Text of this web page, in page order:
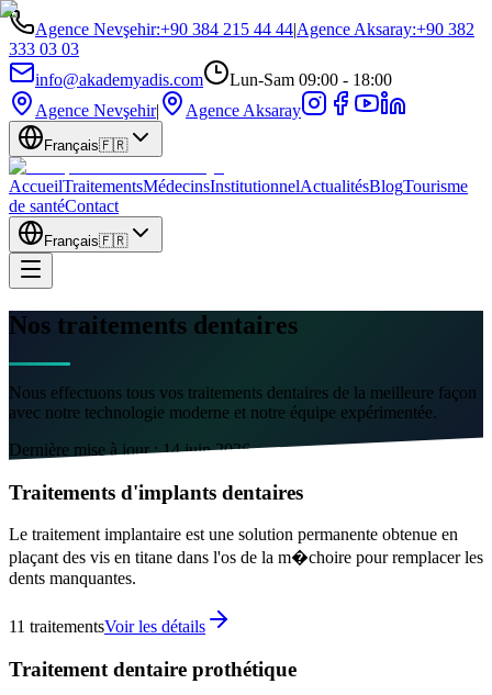
Agence Nevşehir:+90 384 215 44 44|Agence Aksaray:+90 382
333 03 03
info@akademyadis.com
Lun-Sam 09:00 - 18:00
Agence Nevşehir| Agence Aksaray
Français🇫🇷
AccueilTraitementsMédecinsInstitutionnelActualitésBlogTourisme
de santéContact
Français🇫🇷
Nos traitements dentaires
Nous effectuons tous vos traitements dentaires de la meilleure façon
avec notre technologie moderne et notre équipe expérimentée.
Dernière mise à jour :14 juin 2026
Traitements d'implants dentaires
Le traitement implantaire est une solution permanente obtenue en
plaçant des vis en titane dans l'os de la m�choire pour remplacer les
dents manquantes.
11 traitementsVoir les détails
Traitement dentaire prothétique